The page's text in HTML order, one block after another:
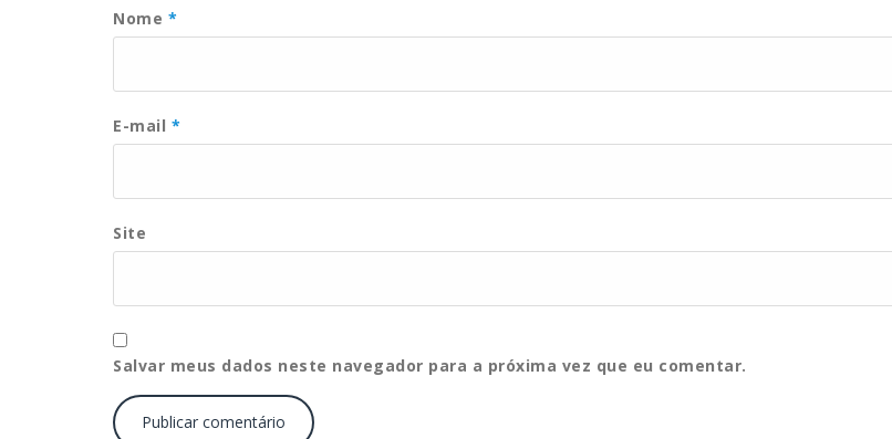
Nome *
E-mail *
Site
Salvar meus dados neste navegador para a próxima vez que eu comentar.